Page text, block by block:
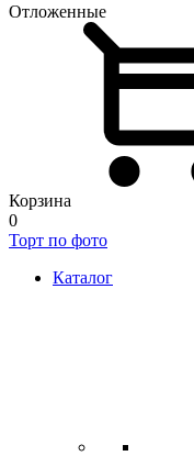
Отложенные
Корзина
0
Торт по фото
Каталог